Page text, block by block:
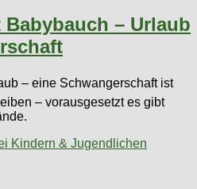
– Urlaub
– eine Schwangerschaft ist
– vorausgesetzt es gibt